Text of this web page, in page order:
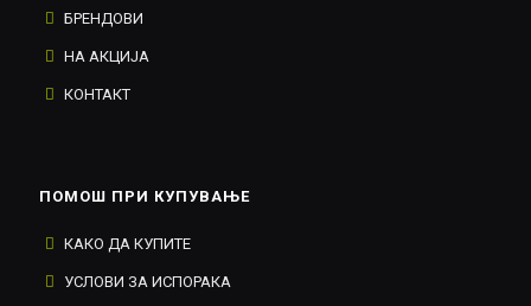
БРЕНДОВИ
НА АКЦИЈА
КОНТАКТ
ПОМОШ ПРИ КУПУВАЊЕ
КАКО ДА КУПИТЕ
УСЛОВИ ЗА ИСПОРАКА